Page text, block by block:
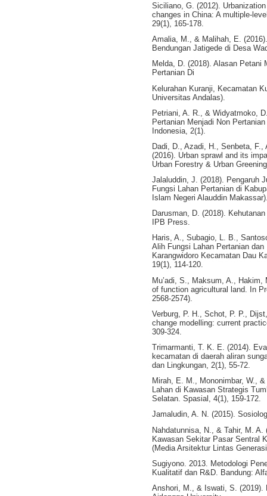
Siciliano, G. (2012).
changes in China: A multiple-
29(1), 165-178.
Amalia, M., & Malihah, E.
Bendungan Jatigede di Desa
Melda, D. (2018). Alasan Petani
Pertanian Di
Kelurahan Kuranji, Kecamatan
Universitas Andalas).
Petriani, A. R., & Widyatmoko,
Pertanian Menjadi Non
Indonesia, 2(1).
Dadi, D., Azadi, H., Senbeta,
(2016). Urban sprawl and its
Urban Forestry & Urban
Jalaluddin, J. (2018). Pengaruh
Fungsi Lahan Pertanian di
Islam Negeri Alauddin
Darusman, D. (2018).
IPB Press.
Haris, A., Subagio, L. B.,
Alih Fungsi Lahan Pertanian
Karangwidoro Kecamatan Dau
19(1), 114-120.
Mu’adi, S., Maksum, A.,
of function agricultural land. In
2568-2574).
Verburg, P. H., Schot, P. P.,
change modelling: current
309-324.
Trimarmanti, T. K. E. (2014).
kecamatan di daerah aliran
dan Lingkungan, 2(1), 55-72.
Mirah, E. M., Mononimbar, W.,
Lahan di Kawasan Strategis
Selatan. Spasial, 4(1), 159-172.
Jamaludin, A. N. (2015).
Nahdatunnisa, N., & Tahir, M.
Kawasan Sekitar Pasar Sentral
(Media Arsitektur Lintas
Sugiyono. 2013. Metodologi
Kualitatif dan R&D. Bandung:
Anshori, M., & Iswati, S. (2019).